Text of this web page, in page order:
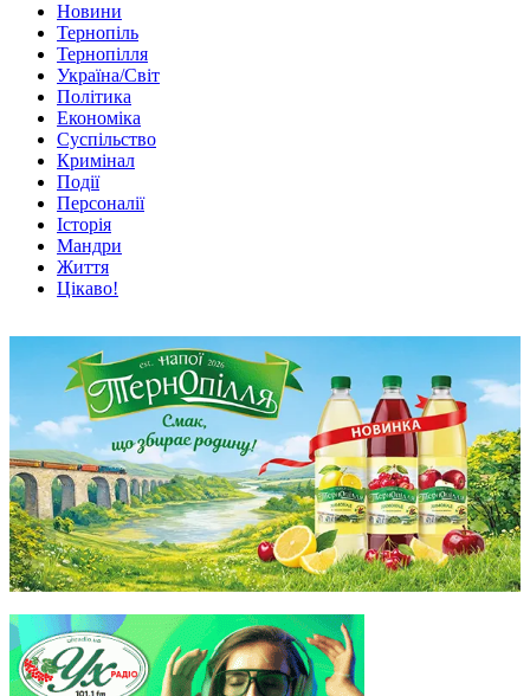
Новини
Тернопіль
Тернопілля
Україна/Світ
Політика
Економіка
Суспільство
Кримінал
Події
Персоналії
Історія
Мандри
Життя
Цікаво!